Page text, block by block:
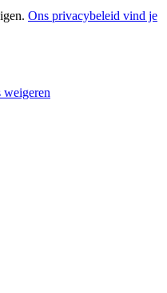
Ons privacybeleid vind je